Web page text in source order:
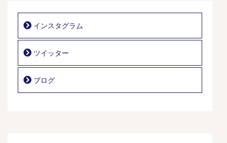
インスタグラム
ツイッター
ブログ